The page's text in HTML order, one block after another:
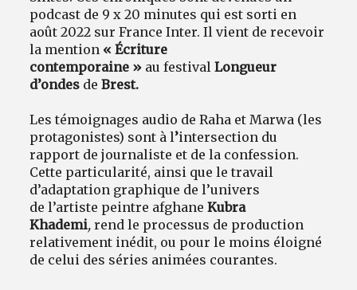
podcast de 9 x 20 minutes qui est sorti en
août 2022 sur France Inter. Il vient de recevoir
la mention « Écriture
contemporaine » au festival Longueur
d’ondes de Brest.
Les témoignages audio de Raha et Marwa (les
protagonistes) sont à l’intersection du
rapport de journaliste et de la confession.
Cette particularité, ainsi que le travail
d’adaptation graphique de l’univers
de l’artiste peintre afghaneKubra
Khademi, rend le processus de production
relativement inédit, ou pour le moins éloigné
de celui des séries animées courantes.